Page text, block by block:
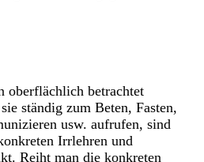
oberflächlich betrachtet
ständig zum Beten, Fasten,
usw. aufrufen, sind
Irrlehren und
Reiht man die konkreten